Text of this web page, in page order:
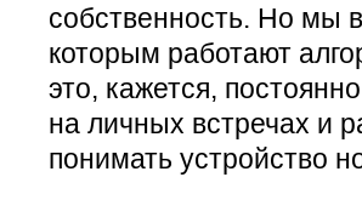
собственность. Но мы
которым работают
это, кажется,
на личных встречах и
понимать устройство